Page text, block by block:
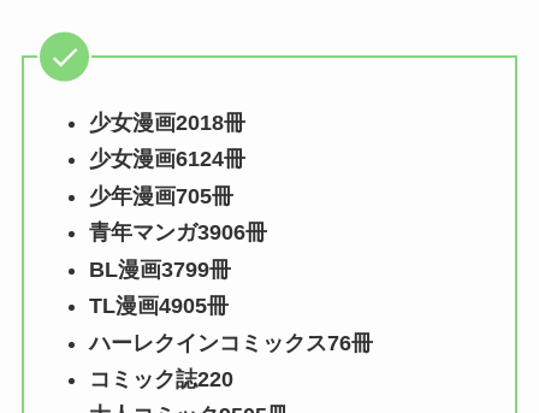
少女漫画2018冊
少女漫画6124冊
少年漫画705冊
青年マンガ3906冊
BL漫画3799冊
TL漫画4905冊
ハーレクインコミックス76冊
コミック誌220